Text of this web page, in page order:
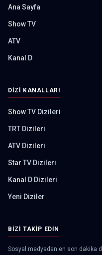
Ana Sayfa
Show TV
ATV
Kanal D
DIZI KANALLARI
Show TV Dizileri
TRT Dizileri
ATV Dizileri
Star TV Dizileri
Kanal D Dizileri
Yeni Diziler
BIZI TAKIP EDIN
Sosyal medyadan en son dakika